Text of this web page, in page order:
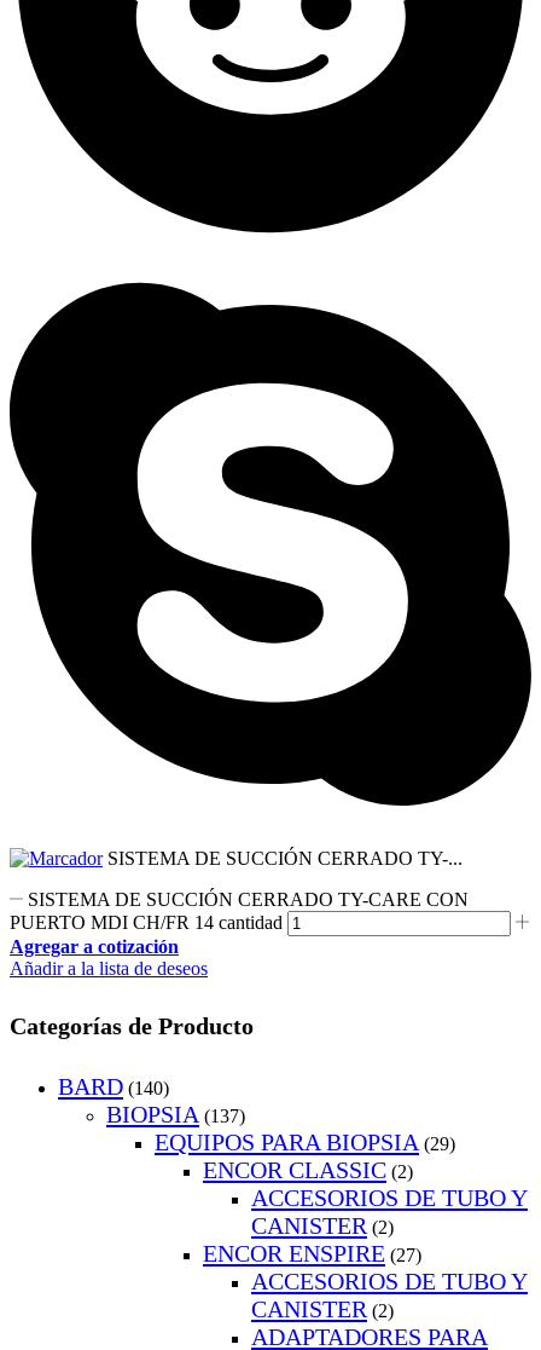
SISTEMA DE SUCCIÓN CERRADO TY-...
SISTEMA DE SUCCIÓN CERRADO TY-CARE CON
PUERTO MDI CH/FR 14 cantidad
Agregar a cotización
Añadir a la lista de deseos
Categorías de Producto
BARD (140)
BIOPSIA (137)
EQUIPOS PARA BIOPSIA (29)
ENCOR CLASSIC (2)
ACCESORIOS DE TUBO Y
CANISTER (2)
ENCOR ENSPIRE (27)
ACCESORIOS DE TUBO Y
CANISTER (2)
ADAPTADORES PARA